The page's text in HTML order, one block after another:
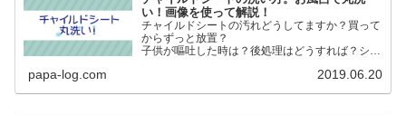
い！画像を使って解説！
チャイルドシートの汚れどうしてますか？買って
からずっと放置？
子供が嘔吐した時は？後処理はどうすれば？シー
そもそもチャイルドシート本体って洗えるの？
papa-log.com 2019.06.20